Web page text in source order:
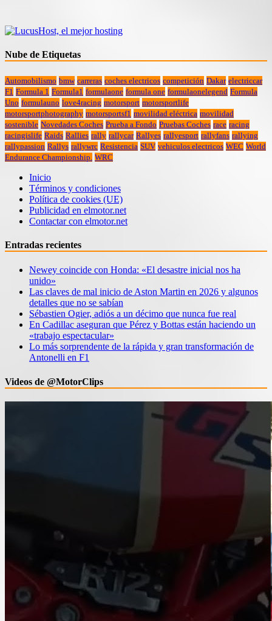
Nube de Etiquetas
Automobilismo bmw carreras coches electricos competición Dakar electriccar
F1 Formula 1 Formula1 formulaone formula one formulaonelegend Formula
Uno formulauno love4racing motorsport motorsportlife
motorsportphotography motorsportsf1 movilidad eléctrica movilidad
sostenible Novedades Coches Prueba a Fondo Pruebas Coches race racing
racingislife Raids Rallies rally rallycar Rallyes rallyesport rallyfans rallying
rallypassion Rallys rallywrc Resistencia SUV vehiculos electricos WEC World
Endurance Championship. WRC
Inicio
Términos y condiciones
Política de cookies (UE)
Publicidad en elmotor.net
Contactar con elmotor.net
Entradas recientes
Newey coincide con Honda: «El desastre inicial nos ha
unido»
Las claves de mal inicio de Aston Martin en 2026 y algunos
detalles que no se sabían
Sébastien Ogier, adiós a un décimo que nunca fue real
En Cadillac aseguran que Pérez y Bottas están haciendo un
«trabajo espectacular»
Lo más sorprendente de la rápida y gran transformación de
Antonelli en F1
Videos de @MotorClips